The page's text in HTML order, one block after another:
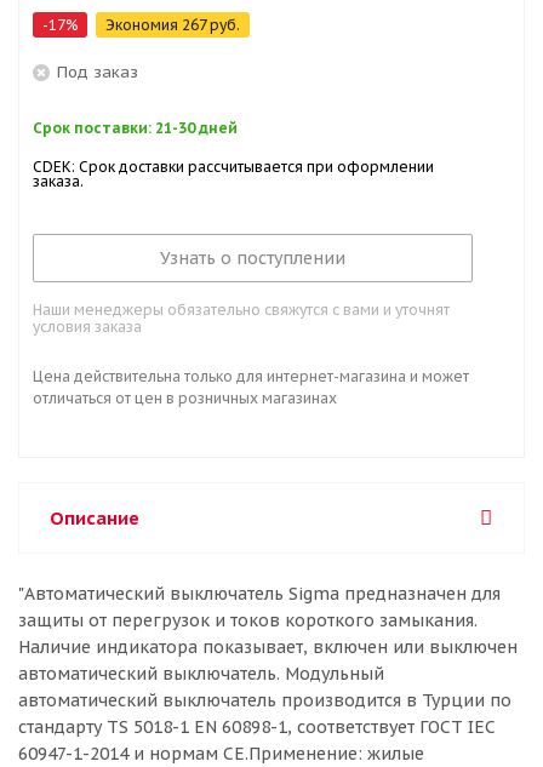
-17% Экономия 267руб.
Под заказ
Срок поставки: 21-30 дней
CDEK: Срок доставки рассчитывается при оформлении
заказа.
Узнать о поступлении
Наши менеджеры обязательно свяжутся с вами и уточнят
условия заказа
Цена действительна только для интернет-магазина и может
отличаться от цен в розничных магазинах
Описание
"Автоматический выключатель Sigma предназначен для
защиты от перегрузок и токов короткого замыкания.
Наличие индикатора показывает, включен или выключен
автоматический выключатель. Модульный
автоматический выключатель производится в Турции по
стандарту TS 5018-1 EN 60898-1, соответствует ГОСТ IEC
60947-1-2014 и нормам CE.Применение: жилые